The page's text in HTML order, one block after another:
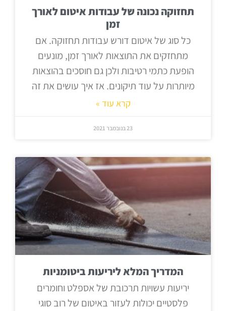
תחזוקה נכונה של עבודות איטום לאורך
זמן
כל סוג של איטום דורש עבודות תחזוקה. אם
מתחזקים את התוצאות לאורך זמן, מונעים
הופעת כתמי רטיבות ולכן גם חוסכים בהוצאות
מיותרות על עוד תיקונים. אז איך עושים את זה
קרא עוד »
23 בנובמבר 2021
המדריך המלא ליריעות ביטומניות
יריעות עשויות תרכובת של אספלט וחומרים
פלסטיים יכולות לעזור באיטום של רוב סוגי